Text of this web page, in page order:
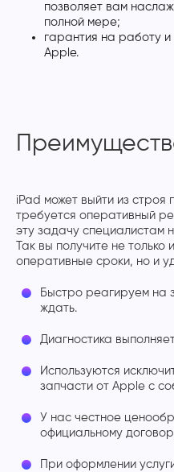
позволяет вам
полной мере;
гарантия на работу
Apple.
iPad может выйти из строя
требуется оперативный
эту задачу специалистам
Так вы получите не
оперативные сроки, но и
Быстро реагируем на
ждать.
Диагностика
Используются
запчасти от Apple с
У нас честное
официальному
При оформлении